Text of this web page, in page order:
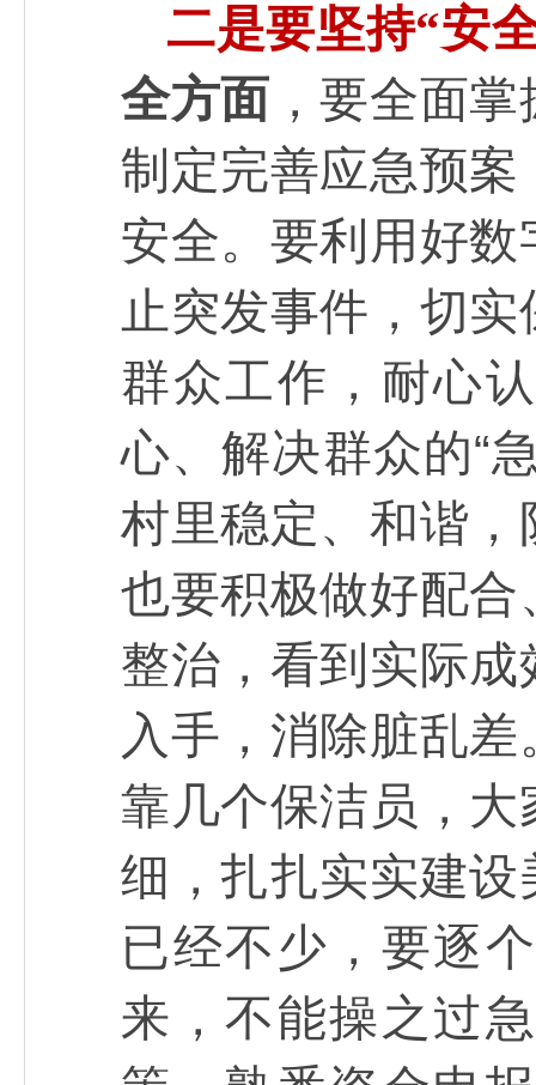
二是要坚持“安
全方面 ，要全面
制定完善应急预
安全。要利用好
止突发事件，切
群众工作，耐心
心、解决群众的“
村里稳定、和谐
也要积极做好配合
整治，看到实际
入手，消除脏乱
靠几个保洁员，
细，扎扎实实建设
已经不少，要逐
来，不能操之过